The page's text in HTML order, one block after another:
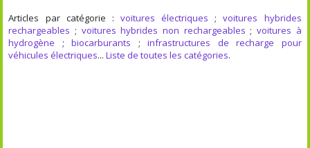
Articles par catégorie : voitures électriques ;voitures hybrides
rechargeables ; voitures hybrides non rechargeables ; voitures à
hydrogène ;biocarburants ;infrastructures de recharge pour
véhicules électriques...Liste de toutes les catégories.